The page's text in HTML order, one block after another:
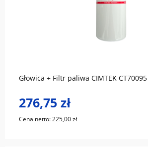
Głowica + Filtr paliwa CIMTEK CT70095
276,75 zł
Cena netto:225,00 zł
do koszyka